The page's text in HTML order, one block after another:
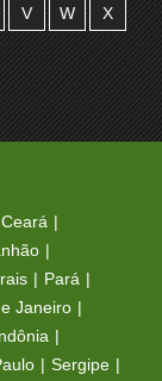
V W X
Ceará
Pará
Janeiro
Sergipe